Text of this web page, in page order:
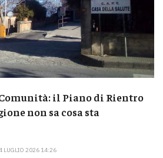
Comunità: il Piano di Rientro
non sa cosa sta
LUGLIO 2026 14:26